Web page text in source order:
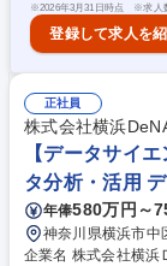
※2026年3月31日時点 ※求人
登録して求人を
正社員
株式会社横浜
【データサイ
タ分析・活用
年俸580万円～
神奈川県横浜市中
企業名 株式会社横浜ＤｅＮＡベイ